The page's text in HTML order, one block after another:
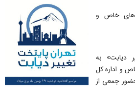
خاص و
دیابت» به
و اداره کل
جمعی از